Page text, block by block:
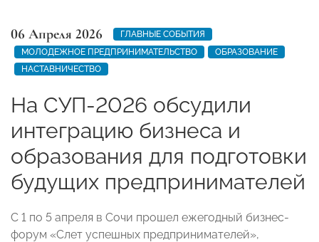
06 Апреля 2026
ГЛАВНЫЕ СОБЫТИЯ
МОЛОДЕЖНОЕ ПРЕДПРИНИМАТЕЛЬСТВО
ОБРАЗОВАНИЕ
НАСТАВНИЧЕСТВО
На СУП-2026 обсудили
интеграцию бизнеса и
образования для подготовки
будущих предпринимателей
С 1 по 5 апреля в Сочи прошел ежегодный бизнес-
форум «Слет успешных предпринимателей»,